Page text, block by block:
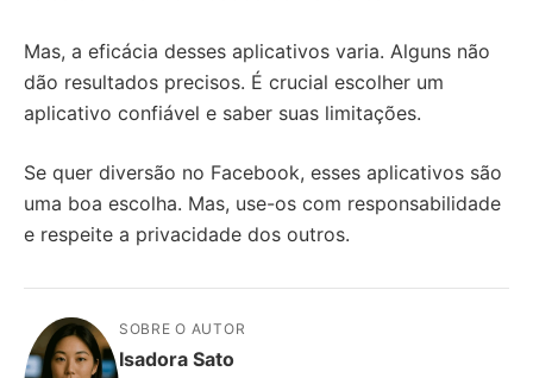
Mas, a eficácia desses aplicativos varia. Alguns não
dão resultados precisos. É crucial escolher um
aplicativo confiável e saber suas limitações.
Se quer diversão no Facebook, esses aplicativos são
uma boa escolha. Mas, use-os com responsabilidade
e respeite a privacidade dos outros.
SOBRE O AUTOR
Isadora Sato